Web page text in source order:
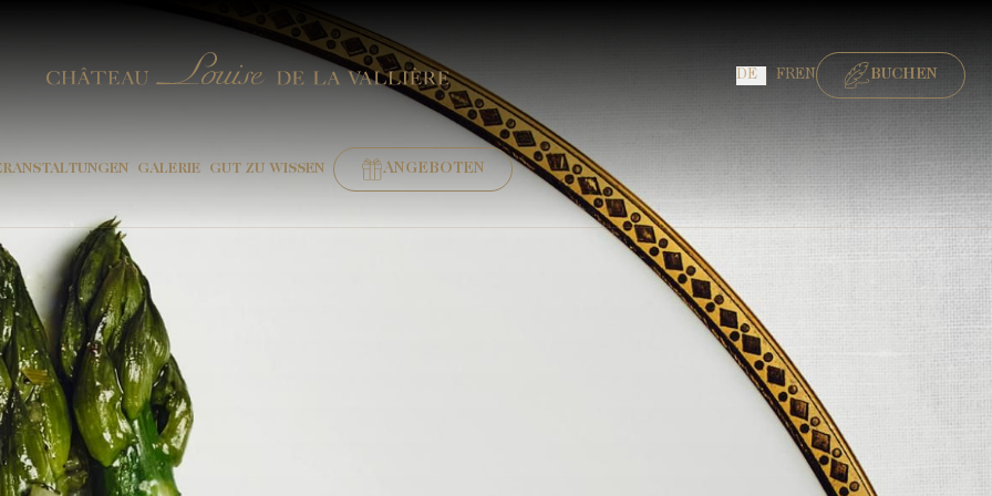
DE FREN BUCHEN
BUCHEN GOURMET-RESTAURANT
BUCHEN BISTRO-RESTAURANT
GALERIE GUT ZU WISSEN ANGEBOTEN